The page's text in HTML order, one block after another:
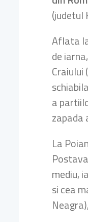
(judetul
Aflata
de
Craiului
a
zapada
La
mediu,
si cea